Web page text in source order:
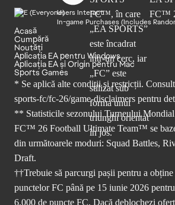
Users Interact
In-game Purchases (Includes
Acasă
Cumpără
Noutăți
Aplicația EA pentru Windows
Aplicația EA și Origin pentru Mac
Sports Games
* Se aplică alte condiții și restricții.
sports-fc/fc-26/game-disclaimers pentru
** Statisticile sezonului Turneului
FC™ 26 Football Ultimate Team™ se
din următoarele moduri: Squad Battles,
Draft.
††Trebuie să parcurgi pașii pentru a
punctelor FC până pe 15 iunie 2026
6.000 de puncte FC. Dacă deblochezi